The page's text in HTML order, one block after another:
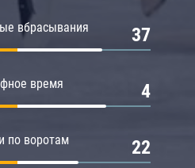
вбрасывания 37
время 4
по воротам 22